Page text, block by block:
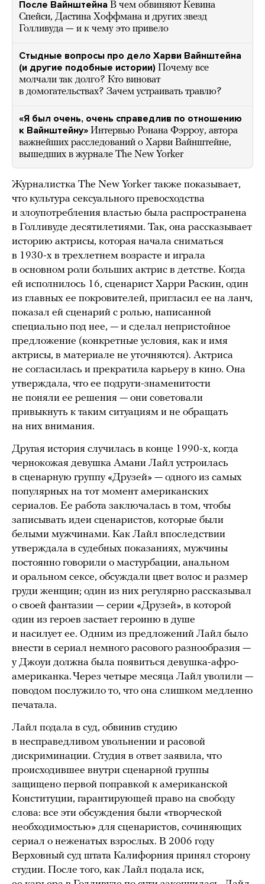
После Вайнштейна В чем обвиняют Кевина
Спейси, Дастина Хоффмана и других звезд
Голливуда — и к чему это привело
Стыдные вопросы про дело Харви Вайнштейна
(и другие подобные истории) Почему все
молчали так долго? Кто виноват
в домогательствах? Зачем устраивать травлю?
«Я был очень, очень справедлив по отношению
к Вайнштейну» Интервью Ронана Фэрроу, автора
важнейших расследований о Харви Вайнштейне,
вышедших в журнале The New Yorker
Журналистка The New Yorker также показывает,
что культура сексуального превосходства
и злоупотребления властью была распространена
в Голливуде десятилетиями. Так, она рассказывает
историю актрисы, которая начала сниматься
в 1930-х в трехлетнем возрасте и играла
в основном роли больших актрис в детстве. Когда
ей исполнилось 16, сценарист Харри Раскин, один
из главных ее покровителей, пригласил ее на ланч,
показал ей сценарий с ролью, написанной
специально под нее, — и сделал непристойное
предложение (конкретные условия, как и имя
актрисы, в материале не уточняются). Актриса
не согласилась и прекратила карьеру в кино. Она
утверждала, что ее подруги-знаменитости
не поняли ее решения — они советовали
привыкнуть к таким ситуациям и не обращать
на них внимания.
Другая история случилась в конце 1990-х, когда
чернокожая девушка Амани Лайл устроилась
в сценарную группу «Друзей» — одного из самых
популярных на тот момент американских
сериалов. Ее работа заключалась в том, чтобы
записывать идеи сценаристов, которые были
белыми мужчинами. Как Лайл впоследствии
утверждала в судебных показаниях, мужчины
постоянно говорили о мастурбации, анальном
и оральном сексе, обсуждали цвет волос и размер
груди женщин; один из них регулярно рассказывал
о своей фантазии — серии «Друзей», в которой
один из героев застает героиню в душе
и насилует ее. Одним из предложений Лайл было
внести в сериал немного расового разнообразия —
у Джоуи должна была появиться девушка-афро-
американка. Через четыре месяца Лайл уволили —
поводом послужило то, что она слишком медленно
печатала.
Лайл подала в суд, обвинив студию
в несправедливом увольнении и расовой
дискриминации. Студия в ответ заявила, что
происходившее внутри сценарной группы
защищено первой поправкой к американской
Конституции, гарантирующей право на свободу
слова: все эти обсуждения были «творческой
необходимостью» для сценаристов, сочиняющих
сериал о неженатых взрослых. В 2006 году
Верховный суд штата Калифорния принял сторону
студии. После того, как Лайл подала иск,